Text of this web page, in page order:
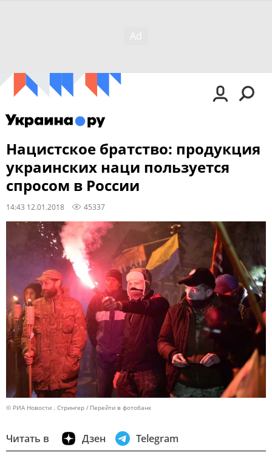
Нацистское братство: продукция
украинских наци пользуется
спросом в России
14:43 12.01.2018 45337
© РИА Новости . Стрингер Перейти в фотобанк
Читать в Дзен Telegram